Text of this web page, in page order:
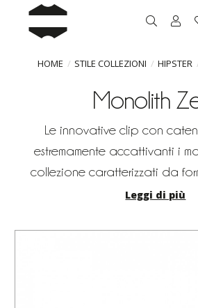
HOME STILE COLLEZIONI HIPSTER
Monolith
Le innovative clip con
estremamente accattivanti i
collezione caratterizzati da
iconiche. I dettagli sono
logo inciso.
Leggi di più